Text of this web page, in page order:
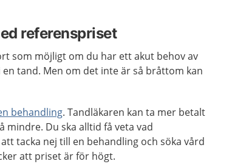
referenspriset
som möjligt om du har ett akut behov av
tand. Men om det inte är så bråttom kan
behandling. Tandläkaren kan ta mer betalt
mindre. Du ska alltid få veta vad
tacka nej till en behandling och söka vård
att priset är för högt.